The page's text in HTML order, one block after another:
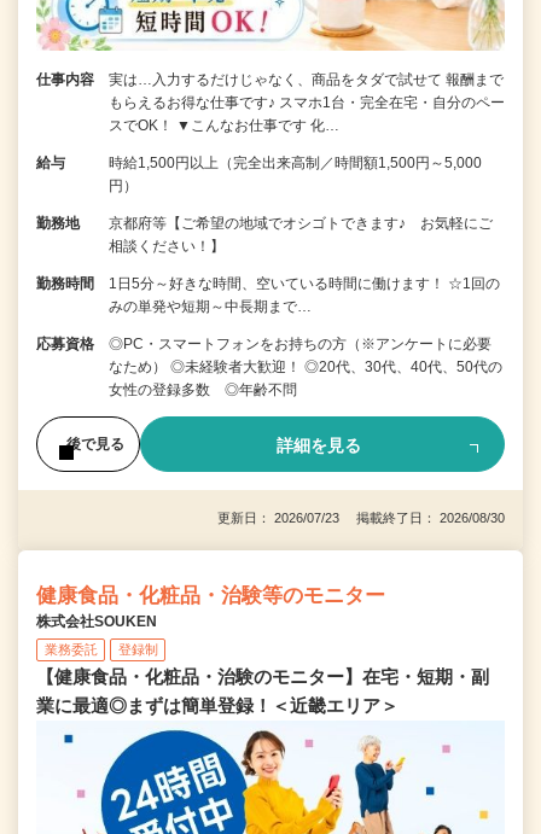
仕事内容
実は…入力するだけじゃなく、商品をタダで試せて 報酬まで
もらえるお得な仕事です♪ スマホ1台・完全在宅・自分のペー
スでOK！ ▼こんなお仕事です 化…
給与
時給1,500円以上（完全出来高制／時間額1,500円～5,000
円）
勤務地
京都府等【ご希望の地域でオシゴトできます♪ お気軽にご
相談ください！】
勤務時間
1日5分～好きな時間、空いている時間に働けます！ ☆1回の
みの単発や短期～中長期まで…
応募資格
◎PC・スマートフォンをお持ちの方（※アンケートに必要
なため） ◎未経験者大歓迎！ ◎20代、30代、40代、50代の
女性の登録多数 ◎年齢不問
後で見る 詳細を見る
更新日： 2026/07/23 掲載終了日： 2026/08/30
健康食品・化粧品・治験等のモニター
株式会社SOUKEN
業務委託 登録制
【健康食品・化粧品・治験のモニター】在宅・短期・副
業に最適◎まずは簡単登録！＜近畿エリア＞